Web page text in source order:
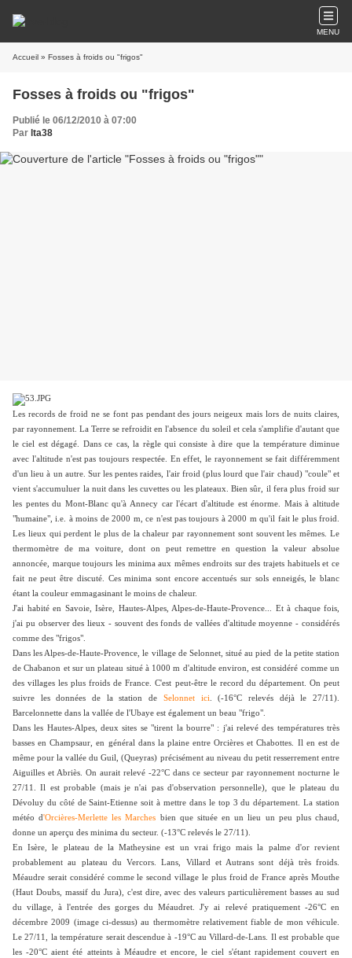
MENU
Accueil » Fosses à froids ou "frigos"
Fosses à froids ou "frigos"
Publié le 06/12/2010 à 07:00
Par lta38
Les records de froid ne se font pas pendant des jours neigeux mais lors de nuits claires,
par rayonnement. La Terre se refroidit en l'absence du soleil et cela s'amplifie d'autant que
le ciel est dégagé. Dans ce cas, la règle qui consiste à dire que la température diminue
avec l'altitude n'est pas toujours respectée. En effet, le rayonnement se fait différemment
d'un lieu à un autre. Sur les pentes raides, l'air froid (plus lourd que l'air chaud) "coule" et
vient s'accumuluer la nuit dans les cuvettes ou les plateaux. Bien sûr, il fera plus froid sur
les pentes du Mont-Blanc qu'à Annecy car l'écart d'altitude est énorme. Mais à altitude
"humaine", i.e. à moins de 2000 m, ce n'est pas toujours à 2000 m qu'il fait le plus froid.
Les lieux qui perdent le plus de la chaleur par rayonnement sont souvent les mêmes. Le
thermomètre de ma voiture, dont on peut remettre en question la valeur absolue
annoncée, marque toujours les minima aux mêmes endroits sur des trajets habituels et ce
fait ne peut être discuté. Ces minima sont encore accentués sur sols enneigés, le blanc
étant la couleur emmagasinant le moins de chaleur.
J'ai habité en Savoie, Isère, Hautes-Alpes, Alpes-de-Haute-Provence... Et à chaque fois,
j'ai pu observer des lieux - souvent des fonds de vallées d'altitude moyenne - considérés
comme des "frigos".
Dans les Alpes-de-Haute-Provence, le village de Selonnet, situé au pied de la petite station
de Chabanon et sur un plateau situé à 1000 m d'altitude environ, est considéré comme un
des villages les plus froids de France. C'est peut-être le record du département. On peut
suivre les données de la station de Selonnet ici . (-16°C relevés déjà le 27/11).
Barcelonnette dans la vallée de l'Ubaye est également un beau "frigo".
Dans les Hautes-Alpes, deux sites se "tirent la bourre" : j'ai relevé des températures très
basses en Champsaur, en général dans la plaine entre Orcières et Chabottes. Il en est de
même pour la vallée du Guil, (Queyras) précisément au niveau du petit resserrement entre
Aiguilles et Abriès. On aurait relevé -22°C dans ce secteur par rayonnement nocturne le
27/11. Il est probable (mais je n'ai pas d'observation personnelle), que le plateau du
Dévoluy du côté de Saint-Etienne soit à mettre dans le top 3 du département. La station
météo d'Orcières-Merlette les Marches bien que située en un lieu un peu plus chaud,
donne un aperçu des minima du secteur. (-13°C relevés le 27/11).
En Isère, le plateau de la Matheysine est un vrai frigo mais la palme d'or revient
probablement au plateau du Vercors. Lans, Villard et Autrans sont déjà très froids.
Méaudre serait considéré comme le second village le plus froid de France après Mouthe
(Haut Doubs, massif du Jura), c'est dire, avec des valeurs particulièrement basses au sud
du village, à l'entrée des gorges du Méaudret. J'y ai relevé pratiquement -26°C en
décembre 2009 (image ci-dessus) au thermomètre relativement fiable de mon véhicule.
Le 27/11, la température serait descendue à -19°C au Villard-de-Lans. Il est probable que
les -20°C aient été atteints à Méaudre et encore, le ciel s'étant rapidement couvert en